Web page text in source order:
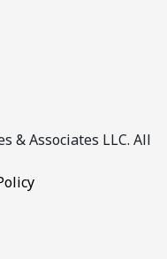
& Associates LLC. All